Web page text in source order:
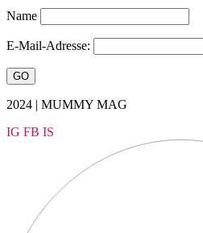
Name
E-Mail-Adresse:
2024 | MUMMY MAG
IG FB IS